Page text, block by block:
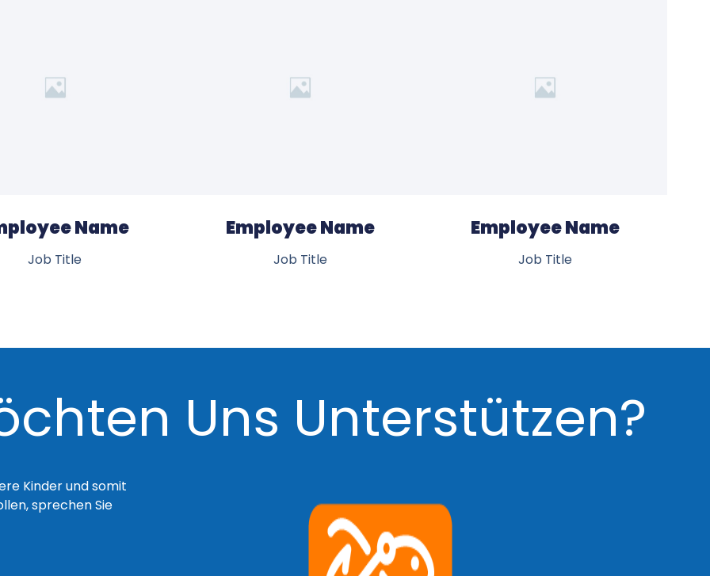
Name
Job Title
Employee Name
Job Title
Employee Name
Job Title
Uns Unterstützen?
Kinder und somit
sprechen Sie